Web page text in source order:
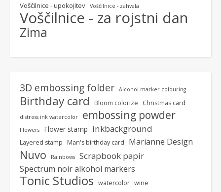
Voščilnice - upokojitev Voščilnice - zahvala
Voščilnice - za rojstni dan
Zima
3D embossing folder Alcohol marker colouring
Birthday card Bloom colorize Christmas card
distress ink watercolor embossing powder
Flowers Flower stamp inkbackground
Layered stamp Man's birthday card Marianne Design
Nuvo Rainbows Scrapbook papir
Spectrum noir alkohol markers
Tonic Studios watercolor wine